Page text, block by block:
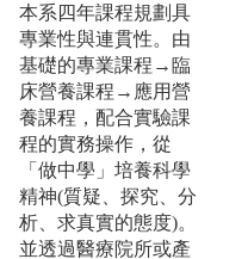
本系四年課程規劃具
專業性與連貫性。由
基礎的專業課程→臨
床營養課程→應用營
養課程，配合實驗課
程的實務操作，從
「做中學」培養科學
精神(質疑、探究、分
析、求真實的態度)。
並透過醫療院所或產